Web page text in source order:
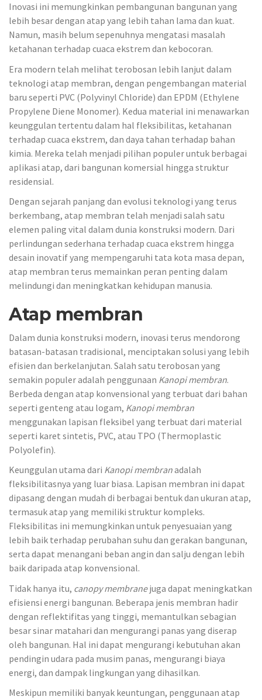
Inovasi ini memungkinkan pembangunan bangunan yang
lebih besar dengan atap yang lebih tahan lama dan kuat.
Namun, masih belum sepenuhnya mengatasi masalah
ketahanan terhadap cuaca ekstrem dan kebocoran.
Era modern telah melihat terobosan lebih lanjut dalam
teknologi atap membran, dengan pengembangan material
baru seperti PVC (Polyvinyl Chloride) dan EPDM (Ethylene
Propylene Diene Monomer). Kedua material ini menawarkan
keunggulan tertentu dalam hal fleksibilitas, ketahanan
terhadap cuaca ekstrem, dan daya tahan terhadap bahan
kimia. Mereka telah menjadi pilihan populer untuk berbagai
aplikasi atap, dari bangunan komersial hingga struktur
residensial.
Dengan sejarah panjang dan evolusi teknologi yang terus
berkembang, atap membran telah menjadi salah satu
elemen paling vital dalam dunia konstruksi modern. Dari
perlindungan sederhana terhadap cuaca ekstrem hingga
desain inovatif yang mempengaruhi tata kota masa depan,
atap membran terus memainkan peran penting dalam
melindungi dan meningkatkan kehidupan manusia.
Atap membran
Dalam dunia konstruksi modern, inovasi terus mendorong
batasan-batasan tradisional, menciptakan solusi yang lebih
efisien dan berkelanjutan. Salah satu terobosan yang
semakin populer adalah penggunaan Kanopi membran.
Berbeda dengan atap konvensional yang terbuat dari bahan
seperti genteng atau logam, Kanopi membran
menggunakan lapisan fleksibel yang terbuat dari material
seperti karet sintetis, PVC, atau TPO (Thermoplastic
Polyolefin).
Keunggulan utama dari Kanopi membranadalah
fleksibilitasnya yang luar biasa. Lapisan membran ini dapat
dipasang dengan mudah di berbagai bentuk dan ukuran atap,
termasuk atap yang memiliki struktur kompleks.
Fleksibilitas ini memungkinkan untuk penyesuaian yang
lebih baik terhadap perubahan suhu dan gerakan bangunan,
serta dapat menangani beban angin dan salju dengan lebih
baik daripada atap konvensional.
Tidak hanya itu, canopy membranejuga dapat meningkatkan
efisiensi energi bangunan. Beberapa jenis membran hadir
dengan reflektifitas yang tinggi, memantulkan sebagian
besar sinar matahari dan mengurangi panas yang diserap
oleh bangunan. Hal ini dapat mengurangi kebutuhan akan
pendingin udara pada musim panas, mengurangi biaya
energi, dan dampak lingkungan yang dihasilkan.
Meskipun memiliki banyak keuntungan, penggunaan atap